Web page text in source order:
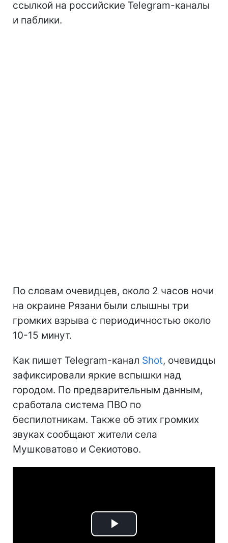
ссылкой на российские Telegram-каналы
и паблики.
По словам очевидцев, около 2 часов ночи
на окраине Рязани были слышны три
громких взрыва с периодичностью около
10-15 минут.
Как пишет Telegram-канал Shot, очевидцы
зафиксировали яркие вспышки над
городом. По предварительным данным,
сработала система ПВО по
беспилотникам. Также об этих громких
звуках сообщают жители села
Мушковатово и Секиотово.
Play